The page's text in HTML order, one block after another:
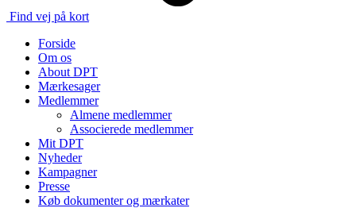
Find vej på kort
Forside
Om os
About DPT
Mærkesager
Medlemmer
Almene medlemmer
Associerede medlemmer
Mit DPT
Nyheder
Kampagner
Presse
Køb dokumenter og mærkater